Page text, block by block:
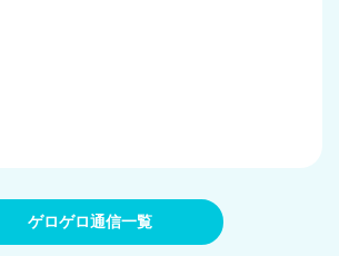
ゲロゲロ通信一覧